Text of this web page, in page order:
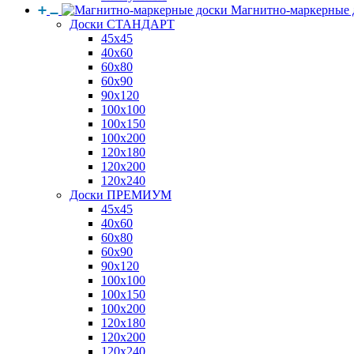
Магнитно-маркерные
Доски СТАНДАРТ
45x45
40x60
60x80
60x90
90x120
100x100
100x150
100x200
120x180
120x200
120x240
Доски ПРЕМИУМ
45x45
40x60
60x80
60x90
90x120
100x100
100x150
100x200
120x180
120x200
120x240